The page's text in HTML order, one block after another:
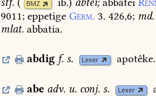
stf. ( BMZ ib.) abtei; abbâtei
9011; eppetige Germ. 3. 426,6; md.
mlat. abbatia.
abdig f. s. Lexer apotêke.
abe adv. u. conj. s. Lexer